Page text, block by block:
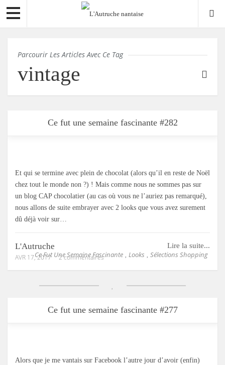
Parcourir Les Articles Avec Ce Tag
vintage
Ce fut une semaine fascinante #282
Et qui se termine avec plein de chocolat (alors qu’il en reste de Noël
chez tout le monde non ?) ! Mais comme nous ne sommes pas sur
un blog CAP chocolatier (au cas où vous ne l’auriez pas remarqué),
nous allons de suite embrayer avec 2 looks que vous avez surement
dû déjà voir sur…
Lire la suite...
Ce Fut Une Semaine Fascinante Looks Sélections Shopping
L'Autruche
AVR 17, 2017 2 commentaires
Ce fut une semaine fascinante #277
Alors que je me vantais sur Facebook l’autre jour d’avoir (enfin)